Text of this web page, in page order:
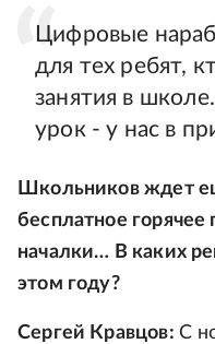
Цифровые
для тех ребят,
занятия в
урок - у нас в
Школьников ждет
бесплатное горячее
началки… В каких
этом году?
Сергей Кравцов: С